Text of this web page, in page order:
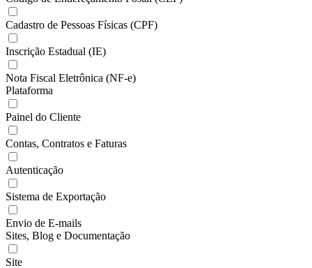
Cadastro de Pessoas Físicas (CPF)
Inscrição Estadual (IE)
Nota Fiscal Eletrônica (NF-e)
Plataforma
Painel do Cliente
Contas, Contratos e Faturas
Autenticação
Sistema de Exportação
Envio de E-mails
Sites, Blog e Documentação
Site